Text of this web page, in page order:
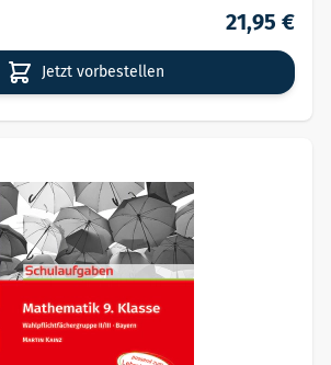
21,95 €
Jetzt vorbestellen